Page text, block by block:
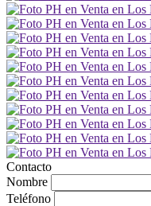
Contacto
Nombre
Teléfono